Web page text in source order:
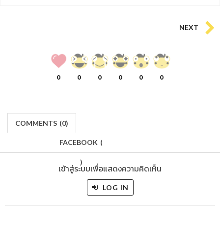
NEXT
0 0 0 0 0 0
COMMENTS (0)
FACEBOOK (
)
เข้าสู่ระบบเพื่อแสดงความคิดเห็น
LOG IN